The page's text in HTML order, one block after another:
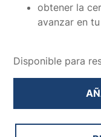
obtener la
avanzar en
Disponible para